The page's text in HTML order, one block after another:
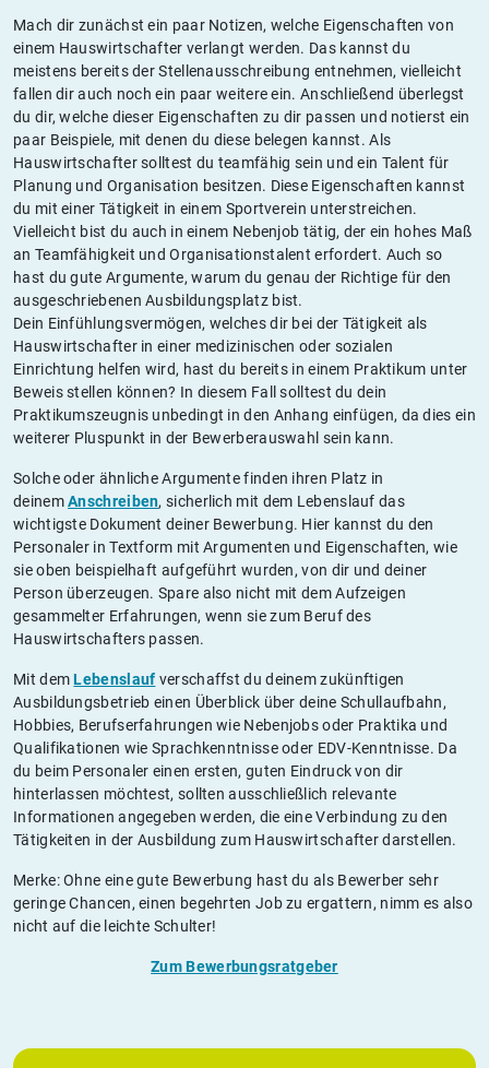
Mach dir zunächst ein paar Notizen, welche Eigenschaften von
einem Hauswirtschafter verlangt werden. Das kannst du
meistens bereits der Stellenausschreibung entnehmen, vielleicht
fallen dir auch noch ein paar weitere ein. Anschließend überlegst
du dir, welche dieser Eigenschaften zu dir passen und notierst ein
paar Beispiele, mit denen du diese belegen kannst. Als
Hauswirtschafter solltest du teamfähig sein und ein Talent für
Planung und Organisation besitzen. Diese Eigenschaften kannst
du mit einer Tätigkeit in einem Sportverein unterstreichen.
Vielleicht bist du auch in einem Nebenjob tätig, der ein hohes Maß
an Teamfähigkeit und Organisationstalent erfordert. Auch so
hast du gute Argumente, warum du genau der Richtige für den
ausgeschriebenen Ausbildungsplatz bist.
Dein Einfühlungsvermögen, welches dir bei der Tätigkeit als
Hauswirtschafter in einer medizinischen oder sozialen
Einrichtung helfen wird, hast du bereits in einem Praktikum unter
Beweis stellen können? In diesem Fall solltest du dein
Praktikumszeugnis unbedingt in den Anhang einfügen, da dies ein
weiterer Pluspunkt in der Bewerberauswahl sein kann.
Solche oder ähnliche Argumente finden ihren Platz in
deinemAnschreiben, sicherlich mit dem Lebenslauf das
wichtigste Dokument deiner Bewerbung. Hier kannst du den
Personaler in Textform mit Argumenten und Eigenschaften, wie
sie oben beispielhaft aufgeführt wurden, von dir und deiner
Person überzeugen. Spare also nicht mit dem Aufzeigen
gesammelter Erfahrungen, wenn sie zum Beruf des
Hauswirtschafters passen.
Mit demLebenslauf verschaffst du deinem zukünftigen
Ausbildungsbetrieb einen Überblick über deine Schullaufbahn,
Hobbies, Berufserfahrungen wie Nebenjobs oder Praktika und
Qualifikationen wie Sprachkenntnisse oder EDV-Kenntnisse. Da
du beim Personaler einen ersten, guten Eindruck von dir
hinterlassen möchtest, sollten ausschließlich relevante
Informationen angegeben werden, die eine Verbindung zu den
Tätigkeiten in der Ausbildung zum Hauswirtschafter darstellen.
Merke: Ohne eine gute Bewerbung hast du als Bewerber sehr
geringe Chancen, einen begehrten Job zu ergattern, nimm es also
nicht auf die leichte Schulter!
Zum Bewerbungsratgeber